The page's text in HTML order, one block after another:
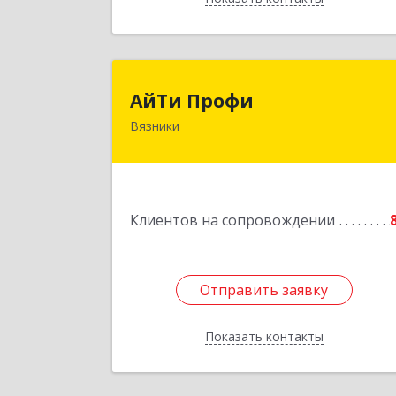
АйТи Профи
Вязники
Клиентов на сопровождении
Отправить заявку
Показать контакты
Отправить заявку
Назад